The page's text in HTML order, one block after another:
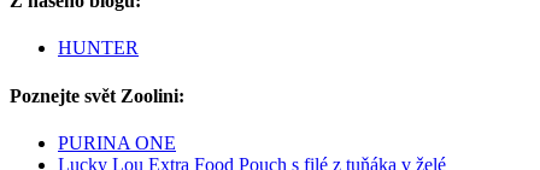
HUNTER
Poznejte svět Zoolini:
PURINA ONE
Lucky Lou Extra Food Pouch s filé z tuňáka v želé